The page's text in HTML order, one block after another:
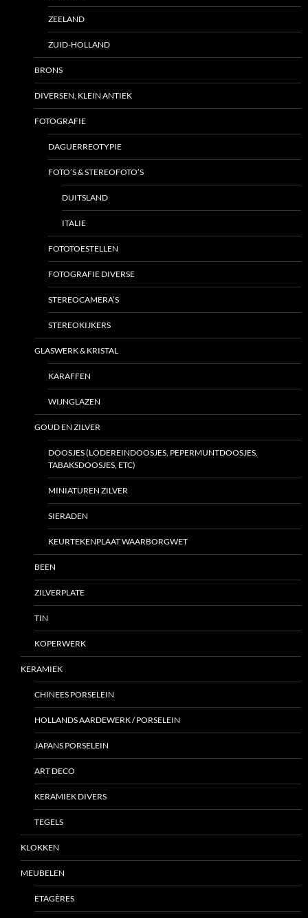
ZEELAND
ZUID-HOLLAND
BRONS
DIVERSEN, KLEIN ANTIEK
FOTOGRAFIE
DAGUERREOTYPIE
FOTO’S & STEREOFOTO’S
DUITSLAND
ITALIE
FOTOTOESTELLEN
FOTOGRAFIE DIVERSE
STEREOCAMERA’S
STEREOKIJKERS
GLASWERK & KRISTAL
KARAFFEN
WIJNGLAZEN
GOUD EN ZILVER
DOOSJES (LODEREINDOOSJES, PEPERMUNTDOOSJES,
TABAKSDOOSJES, ETC)
MINIATUREN ZILVER
SIERADEN
KEURTEKENPLAAT WAARBORGWET
BEEN
ZILVERPLATE
TIN
KOPERWERK
KERAMIEK
CHINEES PORSELEIN
HOLLANDS AARDEWERK / PORSELEIN
JAPANS PORSELEIN
ART DECO
KERAMIEK DIVERS
TEGELS
KLOKKEN
MEUBELEN
ETAGÈRES